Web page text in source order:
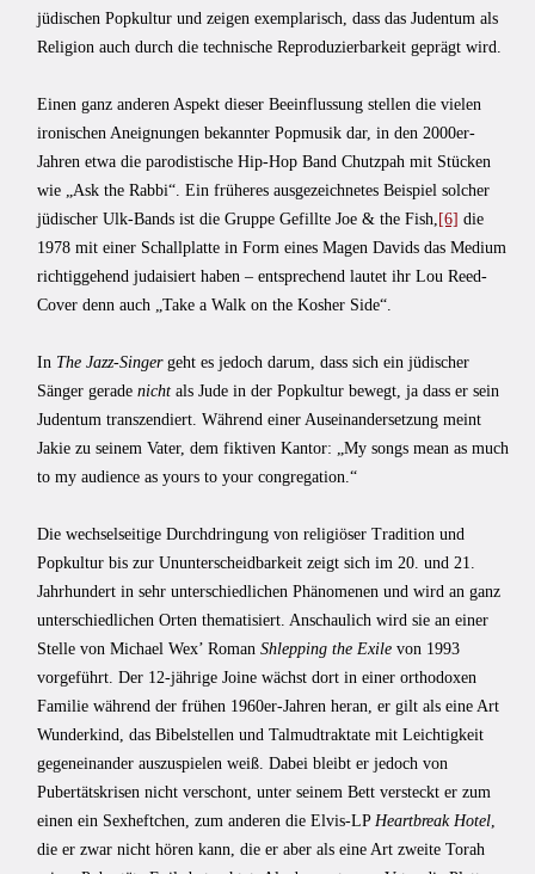
jüdischen Popkultur und zeigen exemplarisch, dass das Judentum als
Religion auch durch die technische Reproduzierbarkeit geprägt wird.
Einen ganz anderen Aspekt dieser Beeinflussung stellen die vielen
ironischen Aneignungen bekannter Popmusik dar, in den 2000er-
Jahren etwa die parodistische Hip-Hop Band Chutzpah mit Stücken
wie „Ask the Rabbi“. Ein früheres ausgezeichnetes Beispiel solcher
jüdischer Ulk-Bands ist die Gruppe Gefillte Joe & the Fish, [6] die
1978 mit einer Schallplatte in Form eines Magen Davids das Medium
richtiggehend judaisiert haben – entsprechend lautet ihr Lou Reed-
Cover denn auch „Take a Walk on the Kosher Side“.
In The Jazz-Singergeht es jedoch darum, dass sich ein jüdischer
Sänger gerade nicht als Jude in der Popkultur bewegt, ja dass er sein
Judentum transzendiert. Während einer Auseinandersetzung meint
Jakie zu seinem Vater, dem fiktiven Kantor: „My songs mean as much
to my audience as yours to your congregation.“
Die wechselseitige Durchdringung von religiöser Tradition und
Popkultur bis zur Ununterscheidbarkeit zeigt sich im 20. und 21.
Jahrhundert in sehr unterschiedlichen Phänomenen und wird an ganz
unterschiedlichen Orten thematisiert. Anschaulich wird sie an einer
Stelle von Michael Wex’ Roman Shlepping the Exile von 1993
vorgeführt. Der 12-jährige Joine wächst dort in einer orthodoxen
Familie während der frühen 1960er-Jahren heran, er gilt als eine Art
Wunderkind, das Bibelstellen und Talmudtraktate mit Leichtigkeit
gegeneinander auszuspielen weiß. Dabei bleibt er jedoch von
Pubertätskrisen nicht verschont, unter seinem Bett versteckt er zum
einen ein Sexheftchen, zum anderen die Elvis-LP Heartbreak Hotel
die er zwar nicht hören kann, die er aber als eine Art zweite Torah